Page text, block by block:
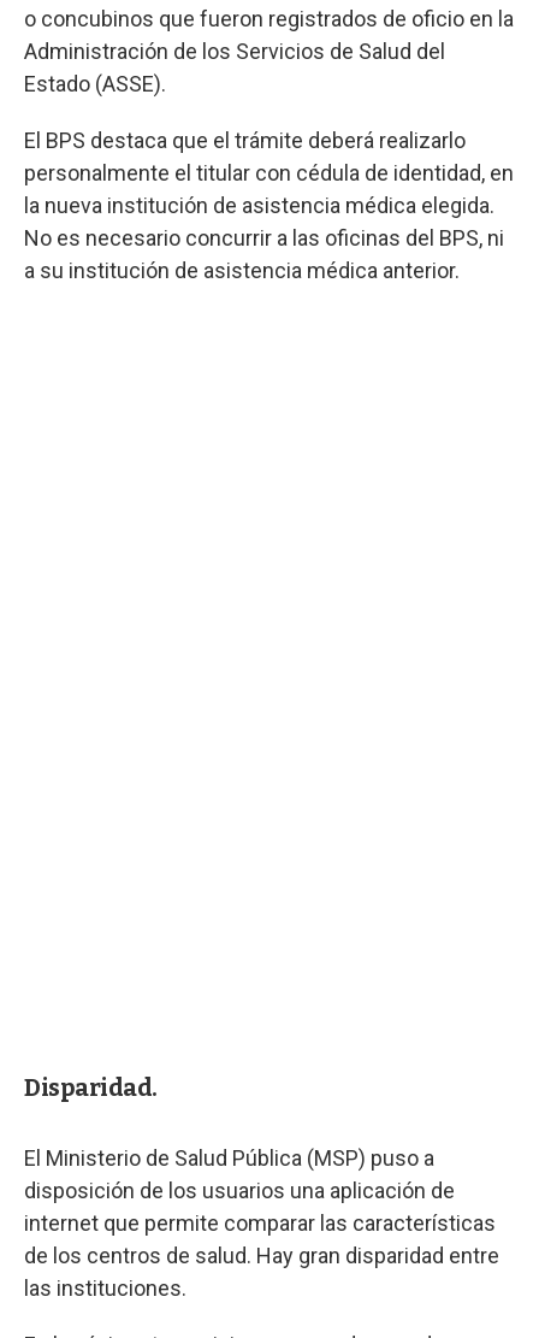
o concubinos que fueron registrados de oficio en la
Administración de los Servicios de Salud del
Estado (ASSE).
El BPS destaca que el trámite deberá realizarlo
personalmente el titular con cédula de identidad, en
la nueva institución de asistencia médica elegida.
No es necesario concurrir a las oficinas del BPS, ni
a su institución de asistencia médica anterior.
Disparidad.
El Ministerio de Salud Pública (MSP) puso a
disposición de los usuarios una aplicación de
internet que permite comparar las características
de los centros de salud. Hay gran disparidad entre
las instituciones.